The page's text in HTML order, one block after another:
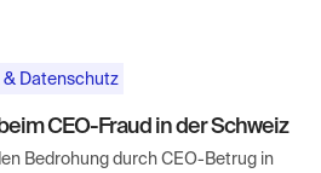
Datenschutz
CEO-Fraud in der Schweiz
Bedrohung durch CEO-Betrug in